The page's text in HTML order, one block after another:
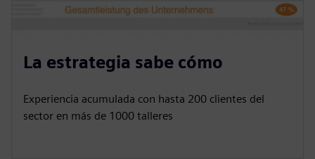
La estrategia sabe cómo
Experiencia acumulada con hasta 200 clientes del
sector en más de 1000 talleres